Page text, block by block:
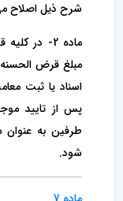
شرح ذیل اصلاح
ماده 2- در
مبلغ قرض
اسناد یا ثبت
پس از تایید
طرفین به
شود.